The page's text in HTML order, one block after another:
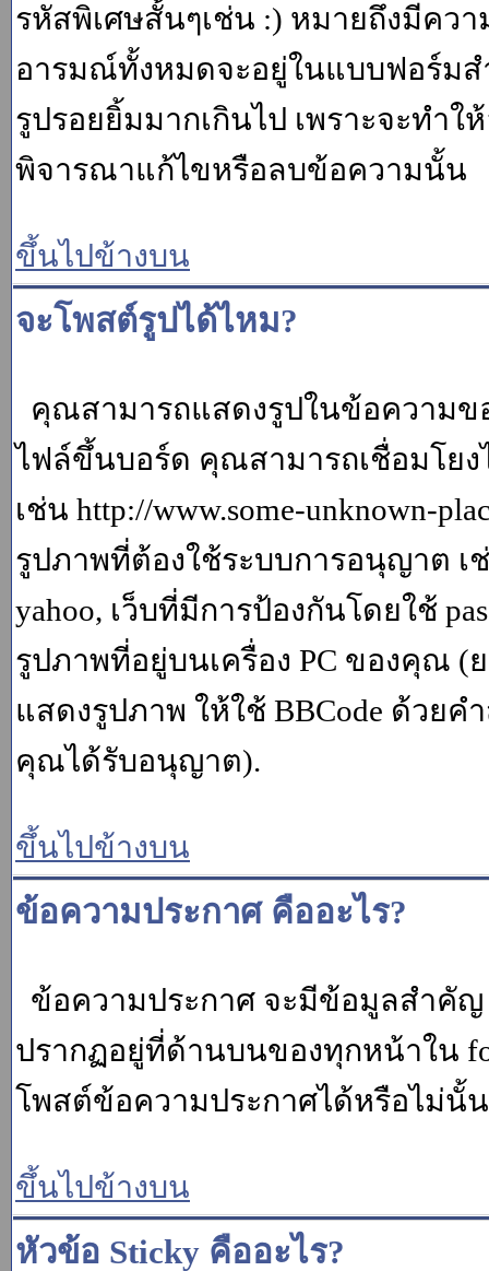
รหัสพิเศษสั้นๆเช่น :) หมายถึงมีคว
อารมณ์ทั้งหมดจะอยู่ในแบบฟอร์ม
รูปรอยยิ้มมากเกินไป เพราะจะทำใ
พิจารณาแก้ไขหรือลบข้อความนั้น
ขึ้นไปข้างบน
จะโพสต์รูปได้ไหม?
คุณสามารถแสดงรูปในข้อความ
ไฟล์ขึ้นบอร์ด คุณสามารถเชื่อมโยง
เช่น http://www.some-unknown-
รูปภาพที่ต้องใช้ระบบการอนุญาต เ
yahoo, เว็บที่มีการป้องกันโดยใช้
รูปภาพที่อยู่บนเครื่อง PC ของคุณ (
แสดงรูปภาพ ให้ใช้ BBCode ด้วย
คุณได้รับอนุญาต).
ขึ้นไปข้างบน
ข้อความประกาศ คืออะไร?
ข้อความประกาศ จะมีข้อมูลสำคั
ปรากฏอยู่ที่ด้านบนของทุกหน้าใน
โพสต์ข้อความประกาศได้หรือไม่นั้
ขึ้นไปข้างบน
หัวข้อ Sticky คืออะไร?